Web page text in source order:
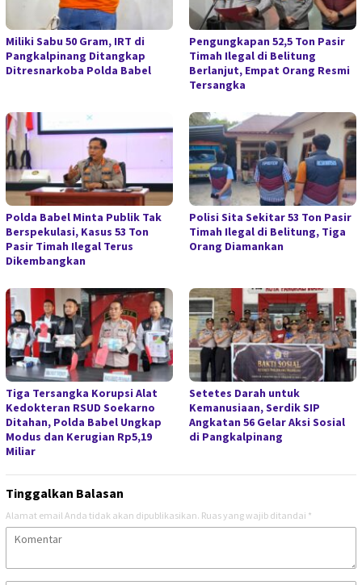
Miliki Sabu 50 Gram, IRT di
Pangkalpinang Ditangkap
Ditresnarkoba Polda Babel
Pengungkapan 52,5 Ton Pasir
Timah Ilegal di Belitung
Berlanjut, Empat Orang Resmi
Tersangka
Polda Babel Minta Publik Tak
Berspekulasi, Kasus 53 Ton
Pasir Timah Ilegal Terus
Dikembangkan
Polisi Sita Sekitar 53 Ton Pasir
Timah Ilegal di Belitung, Tiga
Orang Diamankan
Tiga Tersangka Korupsi Alat
Kedokteran RSUD Soekarno
Ditahan, Polda Babel Ungkap
Modus dan Kerugian Rp5,19
Miliar
Setetes Darah untuk
Kemanusiaan, Serdik SIP
Angkatan 56 Gelar Aksi Sosial
di Pangkalpinang
Tinggalkan Balasan
Alamat email Anda tidak akan dipublikasikan. Ruas yang wajib ditandai *